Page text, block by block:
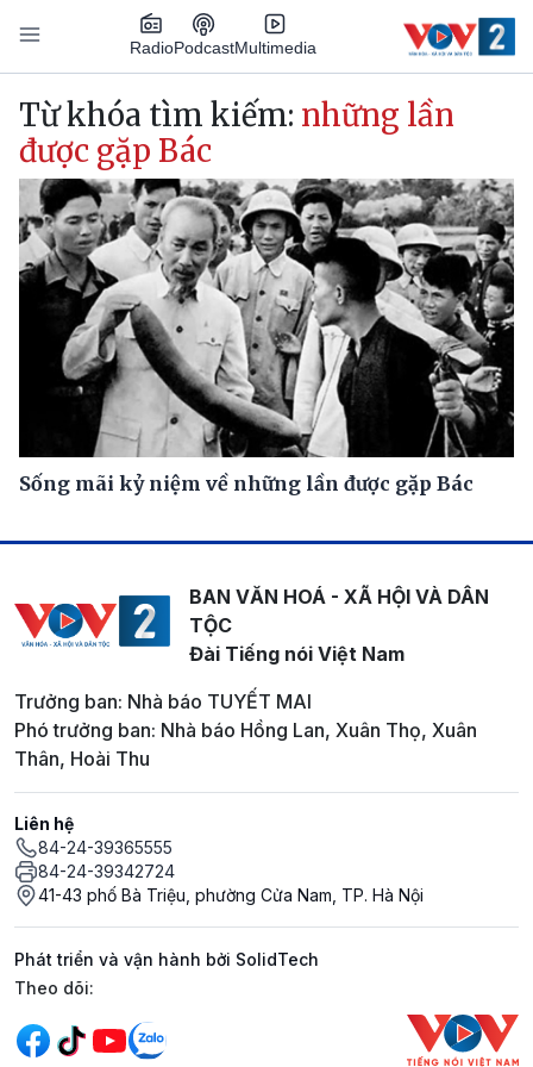
Nhảy đến nội dung
RadioPodcastMultimedia
Main navigation
Từ khóa tìm kiếm: những lần
được gặp Bác
Sống mãi kỷ niệm về những lần được gặp Bác
BAN VĂN HOÁ - XÃ HỘI VÀ DÂN
TỘC
Đài Tiếng nói Việt Nam
Trưởng ban: Nhà báo TUYẾT MAI
Phó trưởng ban: Nhà báo Hồng Lan, Xuân Thọ, Xuân
Thân, Hoài Thu
Liên hệ
84-24-39365555
84-24-39342724
41-43 phố Bà Triệu, phường Cửa Nam, TP. Hà Nội
Phát triển và vận hành bởi SolidTech
Mạng xã hội
Theo dõi: